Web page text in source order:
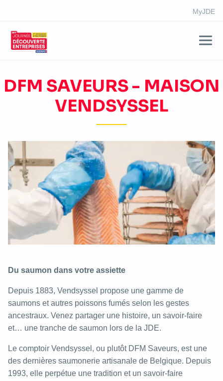
au
contenu
MyJDE
DFM SAVEURS - MAISON
VENDSYSSEL
Du saumon dans votre assiette
Depuis 1883, Vendsyssel propose une gamme de
saumons et autres poissons fumés selon les gestes
ancestraux. Venez partager une histoire, un savoir-faire
et… une tranche de saumon lors de la JDE.
Le comptoir Vendsyssel, ou plutôt DFM Saveurs, est une
des dernières saumonerie artisanale de Belgique. Depuis
1993, elle perpétue une tradition et un savoir-faire